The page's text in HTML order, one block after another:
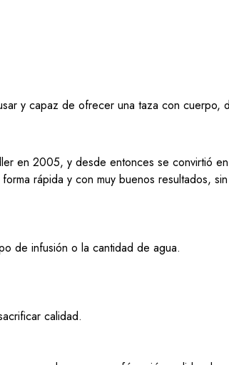
y capaz de ofrecer una taza con cuerpo,
en 2005, y desde entonces se convirtió
rápida y con muy buenos resultados,
de infusión o la cantidad de agua.
calidad.